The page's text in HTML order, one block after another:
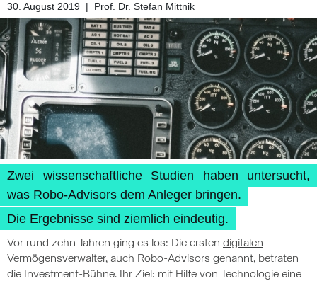
30. August 2019 | Prof. Dr. Stefan Mittnik
Zwei wissenschaftliche Studien haben untersucht,
was Robo-Advisors dem Anleger bringen.
Die Ergebnisse sind ziemlich eindeutig.
Vor rund zehn Jahren ging es los: Die ersten digitalen
Vermögensverwalter, auch Robo-Advisors genannt, betraten
die Investment-Bühne. Ihr Ziel: mit Hilfe von Technologie eine